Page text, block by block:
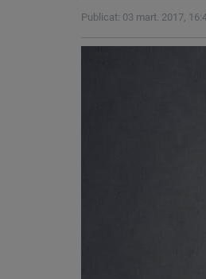
Publicat: 03 mart. 2017,